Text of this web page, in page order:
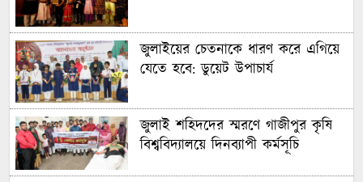
জুলাইয়ের চেতনাকে ধারণ করে এগিয়ে
যেতে হবে: ডুয়েট উপাচার্য
জুলাই শহিদদের স্মরণে গাজীপুর কৃষি
বিশ্ববিদ্যালয়ে দিনব্যাপী কর্মসূচি